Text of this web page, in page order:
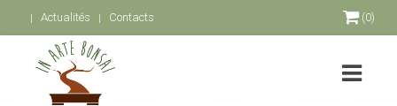
Actualités Contacts (0)